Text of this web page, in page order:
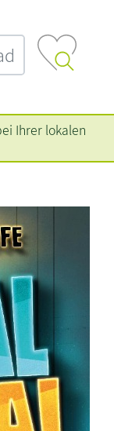
Ihrer lokalen